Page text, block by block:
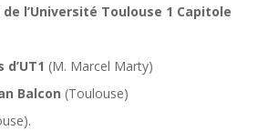
de l’Université Toulouse 1 Capitole
(M. Marcel Marty)
Balcon (Toulouse)